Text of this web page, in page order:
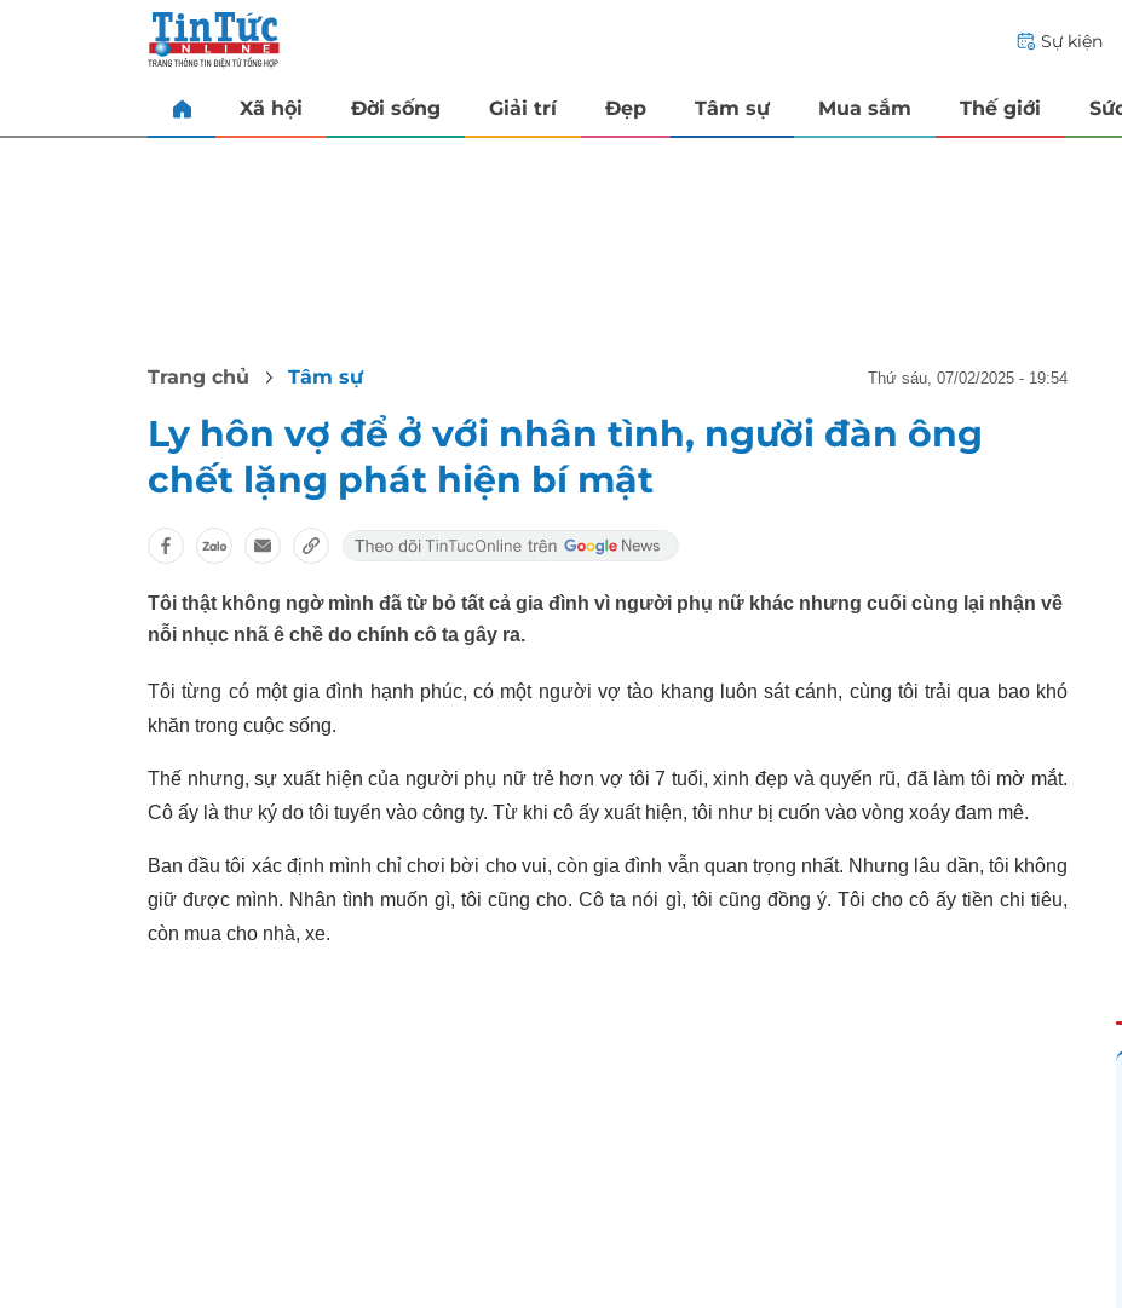
Sự kiện
Xã hội Đời sống Giải trí Đẹp Tâm sự Mua sắm Thế giới
Trang chủ Tâm sự thứ sáu, 07/02/2025 - 19:54
Ly hôn vợ để ở với nhân tình, người đàn ông
chết lặng phát hiện bí mật
Tôi thật không ngờ mình đã từ bỏ tất cả gia đình vì người phụ nữ khác nhưng cuối cùng lại nhận về
nỗi nhục nhã ê chề do chính cô ta gây ra.
Tôi từng có một gia đình hạnh phúc, có một người vợ tào khang luôn sát cánh, cùng tôi trải qua bao khó
khăn trong cuộc sống.
Thế nhưng, sự xuất hiện của người phụ nữ trẻ hơn vợ tôi 7 tuổi, xinh đẹp và quyến rũ, đã làm tôi mờ mắt.
Cô ấy là thư ký do tôi tuyển vào công ty. Từ khi cô ấy xuất hiện, tôi như bị cuốn vào vòng xoáy đam mê.
Ban đầu tôi xác định mình chỉ chơi bời cho vui, còn gia đình vẫn quan trọng nhất. Nhưng lâu dần, tôi không
giữ được mình. Nhân tình muốn gì, tôi cũng cho. Cô ta nói gì, tôi cũng đồng ý. Tôi cho cô ấy tiền chi tiêu,
còn mua cho nhà, xe.